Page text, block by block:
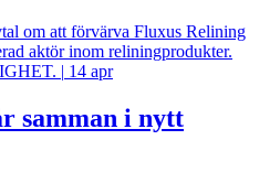
om att förvärva Fluxus Relining
aktör inom reliningprodukter.
| 14 apr
samman i nytt